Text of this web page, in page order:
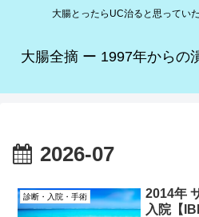
大腸とったらUC治ると思ってい
大腸全摘 ー 1997年からの
2026-07
診断・入院・手術
2014年
入院【